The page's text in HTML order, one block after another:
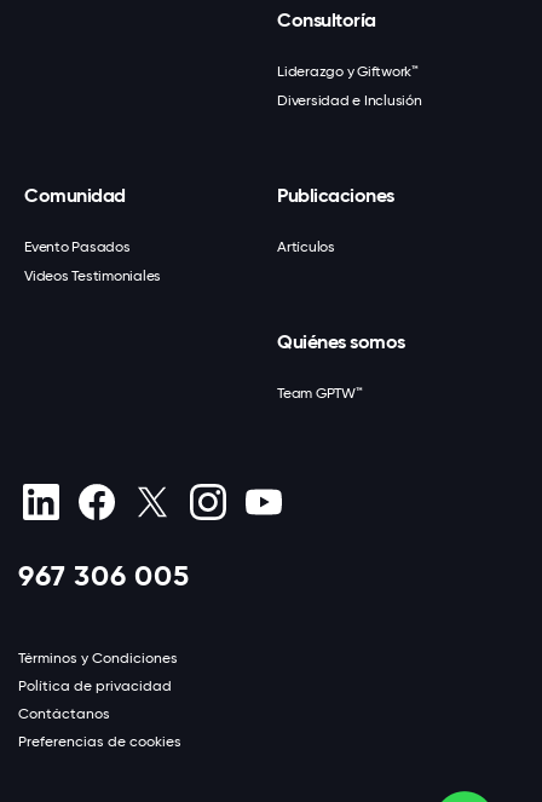
Consultoría
Liderazgo y Giftwork™
Diversidad e Inclusión
Comunidad
Evento Pasados
Videos Testimoniales
Publicaciones
Artículos
Quiénes somos
Team GPTW™
967 306 005
Términos y Condiciones
Política de privacidad
Contáctanos
Preferencias de cookies